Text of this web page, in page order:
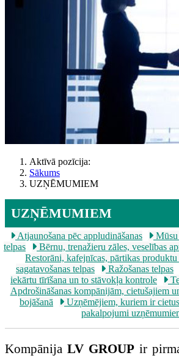
Aktīvā pozīcija:
Sākums
UZŅĒMUMIEM
UZŅĒMUMIEM
Atjaunošana pēc appludināšanas
telpas
Bērnu, trenažieru zāles, veselības
Restorāni, kafejnīcas, pārtikas produktu
sagatavošanas telpas
Ražošanas telpas
iekārtu tīrīšana un to stāvokļa kontrole
Apdrošināšanas kompānijām, cietušajiem
bojāšanā
Uzņēmējiem, kuriem ir
pakalpojumi
Kompānija LV GROUP ir